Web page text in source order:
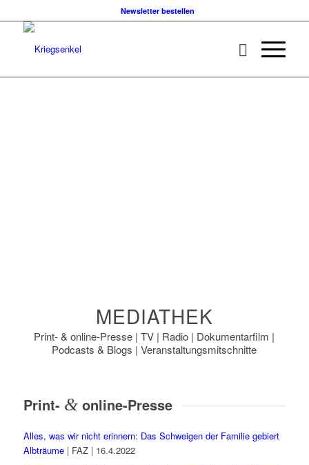
Newsletter bestellen
MEDIATHEK
Print- & online-Presse | TV | Radio | Dokumentarfilm |
Podcasts & Blogs | Veranstaltungsmitschnitte
Print- &online-Presse
Alles, was wir nicht erinnern: Das Schweigen der Familie gebiert
Albträume| FAZ | 16.4.2022